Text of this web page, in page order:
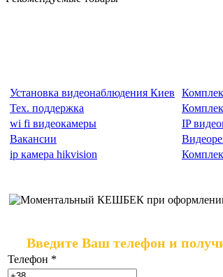
Установка видеонаблюдения Киев
Тех. поддержка
wi fi видеокамеры
Вакансии
ip камера hikvision
IP
Введите Ваш телефон и
Телефон *